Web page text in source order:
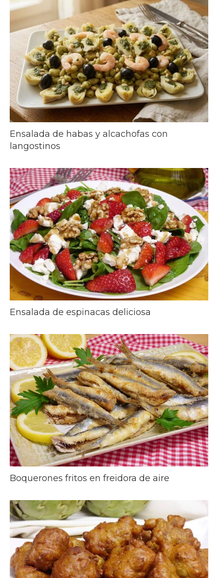
Ensalada de habas y alcachofas con
langostinos
Ensalada de espinacas deliciosa
Boquerones fritos en freidora de aire